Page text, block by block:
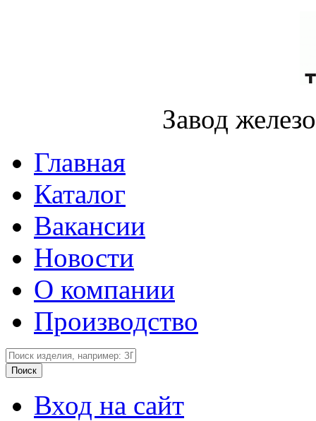
Завод
Главная
Каталог
Вакансии
Новости
О компании
Производство
Вход на сайт